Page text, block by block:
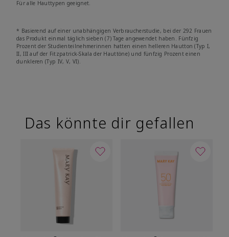
Für alle Hauttypen geeignet.
* Basierend auf einer unabhängigen Verbraucherstudie, bei der 292 Frauen
das Produkt einmal täglich sieben (7) Tage angewendet haben. Fünfzig
Prozent der Studienteilnehmerinnen hatten einen helleren Hautton (Typ I,
II, III auf der Fitzpatrick-Skala der Hauttöne) und fünfzig Prozent einen
dunkleren (Typ IV, V, VI).
Das könnte dir gefallen